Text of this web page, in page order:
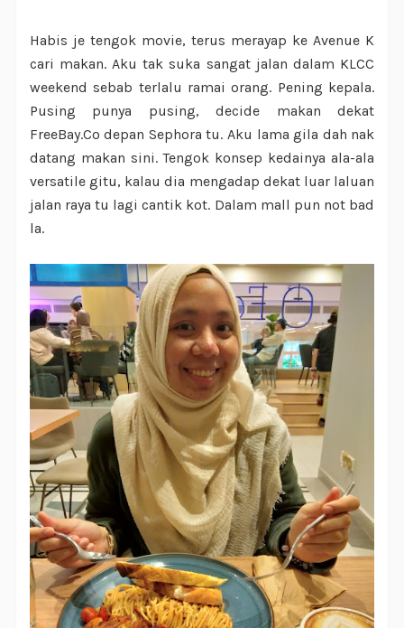
Habis je tengok movie, terus merayap ke Avenue K
cari makan. Aku tak suka sangat jalan dalam KLCC
weekend sebab terlalu ramai orang. Pening kepala.
Pusing punya pusing, decide makan dekat
FreeBay.Co depan Sephora tu. Aku lama gila dah nak
datang makan sini. Tengok konsep kedainya ala-ala
versatile gitu, kalau dia mengadap dekat luar laluan
jalan raya tu lagi cantik kot. Dalam mall pun not bad
la.